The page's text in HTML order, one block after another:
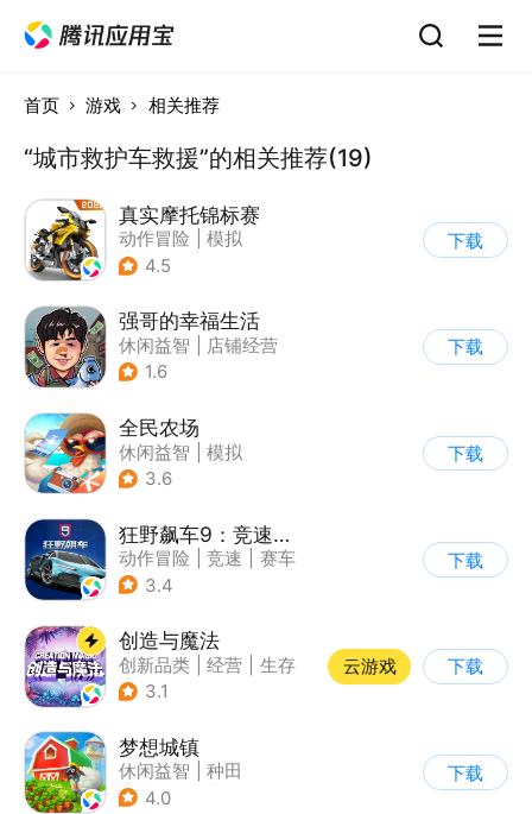
首页 游戏 相关推荐
“城市救护车救援”的相关推荐(19)
真实摩托锦标赛
动作冒险
模拟
| 摩托车
4.5
下载
强哥的幸福生活
休闲益智
店铺经营
| 卡通
1.6
下载
全民农场
休闲益智
模拟
| 田园生活
3.6
下载
狂野飙车9：竞速传奇
动作冒险 竞速
赛车
| 狂野飙车
3.4
下载
创造与魔法
创新品类 经营
生存
| 开放世界
3.1
云游戏 下载
梦想城镇
休闲益智
种田
| 田园生活
4.0
下载